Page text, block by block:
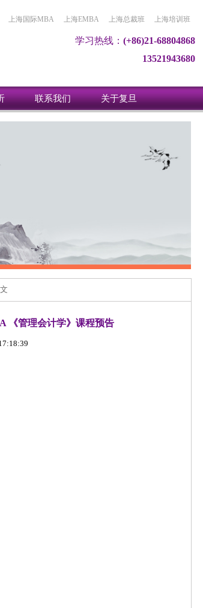
上海国际MBA 上海EMBA 上海总裁班 上海培训班
学习热线： (+86)21-68804868
13521943680
联系我们 关于复旦
《管理会计学》课程预告